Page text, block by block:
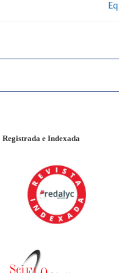
Registrada e Indexada